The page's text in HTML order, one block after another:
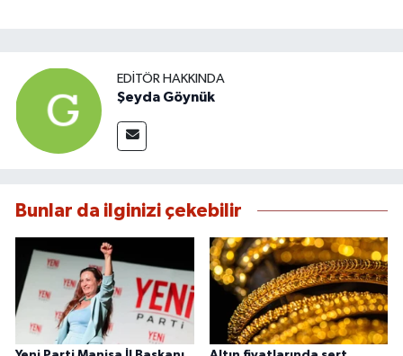
EDITÖR HAKKINDA
Şeyda Göynük
Bunlar da ilginizi çekebilir